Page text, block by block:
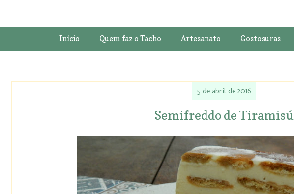
Início Quem faz o Tacho Artesanato Gostosuras
5 de abril de 2016
Semifreddo de Tiramisú